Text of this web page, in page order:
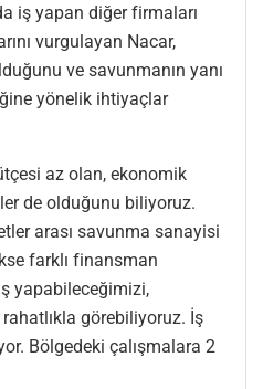
iş yapan diğer firmaları
vurgulayan Nacar,
ve savunmanın yanı
yönelik ihtiyaçlar
az olan, ekonomik
de olduğunu biliyoruz.
arası savunma sanayisi
farklı finansman
yapabileceğimizi,
görebiliyoruz. İş
Bölgedeki çalışmalara 2